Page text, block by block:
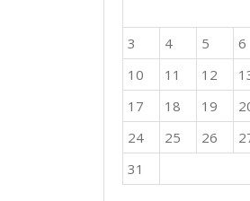
3
4 5 6
10
11 12
17
18 19
24
25 26
31